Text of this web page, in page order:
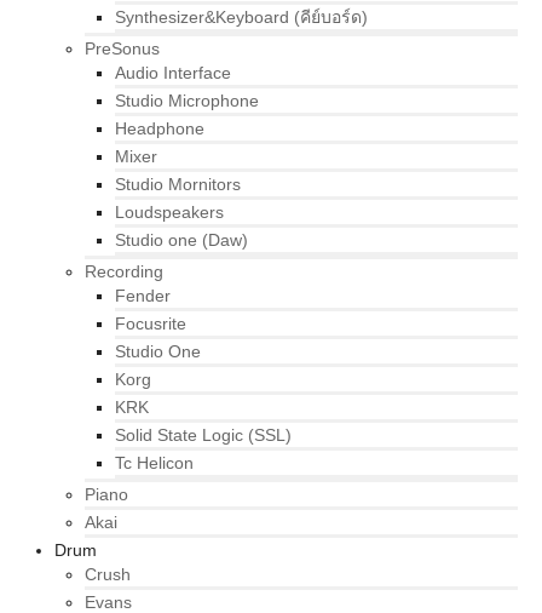
Synthesizer&Keyboard (คีย์บอร์ด)
PreSonus
Audio Interface
Studio Microphone
Headphone
Mixer
Studio Mornitors
Loudspeakers
Studio one (Daw)
Recording
Fender
Focusrite
Studio One
Korg
KRK
Solid State Logic (SSL)
Tc Helicon
Piano
Akai
Drum
Crush
Evans